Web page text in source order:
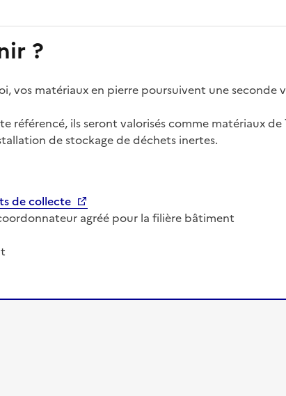
?
vos matériaux en pierre poursuivent une seconde
référencé, ils seront valorisés comme matériaux
de stockage de déchets inertes.
de collecte
agréé pour la filière bâtiment